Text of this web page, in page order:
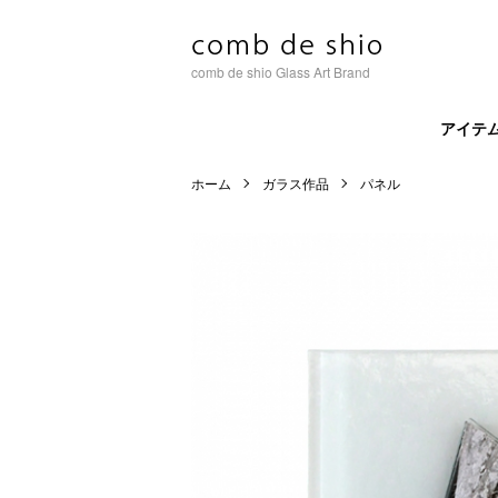
comb de shio Glass Art Brand
アイテ
ホーム ガラス作品 パネル